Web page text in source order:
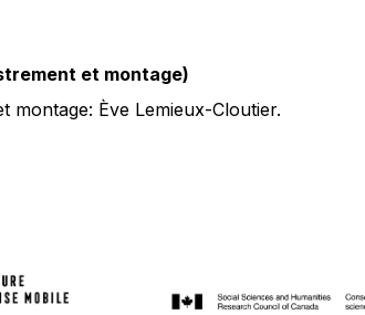
et montage)
montage: Ève Lemieux-Cloutier.